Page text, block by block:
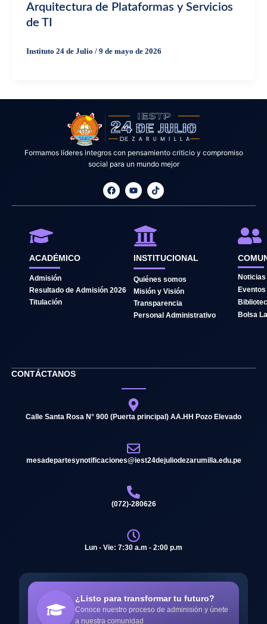
Arquitectura de Plataformas y Servicios
de TI
Instituto 24 de Julio / 9 de mayo de 2026
Formamos líderes integros con pensamiento criticio y compromiso
social para un mundo mejor
F
a
Y
o
b
T
i
k
ACADÉMICO
Admisión
Resultado de Admisión 2026
Titulación
INSTITUCIONAL
Quiénes somos
Misión y Visión
Transparencia
Personal Administrativo
Noticias
Eventos
Bolsa
CONTÁCTANOS
Calle Santa Rosa N° 900 (Puerta principal) AA.HH Pozo Elevado
mesadepartesynotificaciones@iest24dejuliodezarumilla.edu.pe
(072)-280626
Lun - Vie: 7:30 a.m - 2:00 p.m
¿Listo para transformar tu futuro?
Conoce nuestro proceso de adminisión y únete
a nuestra comunidad